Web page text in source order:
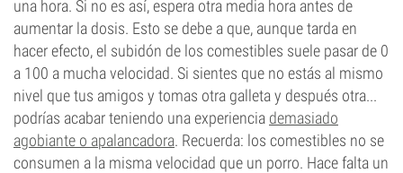
una hora. Si no es así, espera otra media hora antes de
aumentar la dosis. Esto se debe a que, aunque tarda en
hacer efecto, el subidón de los comestibles suele pasar de 0
a 100 a mucha velocidad. Si sientes que no estás al mismo
nivel que tus amigos y tomas otra galleta y después otra...
podrías acabar teniendo una experiencia demasiado
agobiante o apalancadora. Recuerda: los comestibles no se
consumen a la misma velocidad que un porro. Hace falta un